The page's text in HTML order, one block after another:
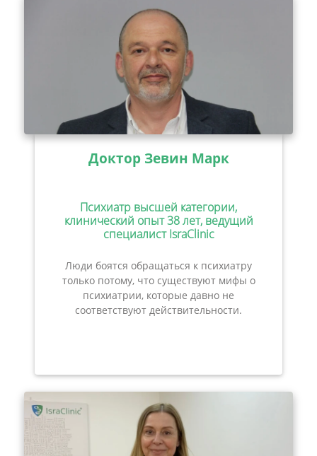
Доктор Зевин Марк
Психиатр высшей категории,
клинический опыт 38 лет, ведущий
специалист IsraClinic
Люди боятся обращаться к психиатру
только потому, что существуют мифы о
психиатрии, которые давно не
соответствуют действительности.